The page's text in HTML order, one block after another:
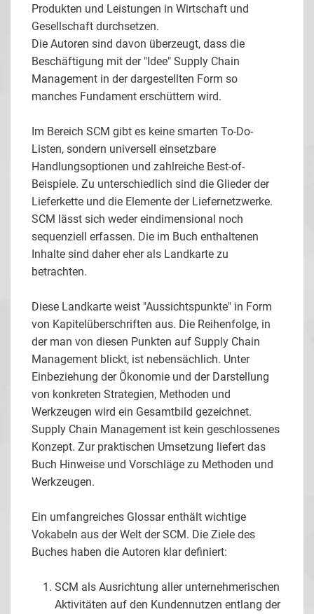
Produkten und Leistungen in Wirtschaft und
Gesellschaft durchsetzen.
Die Autoren sind davon überzeugt, dass die
Beschäftigung mit der "Idee" Supply Chain
Management in der dargestellten Form so
manches Fundament erschüttern wird.
Im Bereich SCM gibt es keine smarten To-Do-
Listen, sondern universell einsetzbare
Handlungsoptionen und zahlreiche Best-of-
Beispiele. Zu unterschiedlich sind die Glieder der
Lieferkette und die Elemente der Liefernetzwerke.
SCM lässt sich weder eindimensional noch
sequenziell erfassen. Die im Buch enthaltenen
Inhalte sind daher eher als Landkarte zu
betrachten.
Diese Landkarte weist "Aussichtspunkte" in Form
von Kapitelüberschriften aus. Die Reihenfolge, in
der man von diesen Punkten auf Supply Chain
Management blickt, ist nebensächlich. Unter
Einbeziehung der Ökonomie und der Darstellung
von konkreten Strategien, Methoden und
Werkzeugen wird ein Gesamtbild gezeichnet.
Supply Chain Management ist kein geschlossenes
Konzept. Zur praktischen Umsetzung liefert das
Buch Hinweise und Vorschläge zu Methoden und
Werkzeugen.
Ein umfangreiches Glossar enthält wichtige
Vokabeln aus der Welt der SCM. Die Ziele des
Buches haben die Autoren klar definiert:
SCM als Ausrichtung aller unternehmerischen
Aktivitäten auf den Kundennutzen entlang der